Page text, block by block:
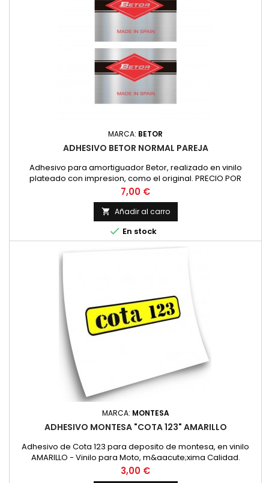
MARCA: BETOR
ADHESIVO BETOR NORMAL PAREJA
Adhesivo para amortiguador Betor, realizado en vinilo
plateado con impresion, como el original. PRECIO POR
PAREJA
Precio
7,00 €
 Añadir al carro
 En stock
MARCA: MONTESA
ADHESIVO MONTESA "COTA 123" AMARILLO
Adhesivo de Cota 123 para deposito de montesa, en vinilo
AMARILLO - Vinilo para Moto, m&aacute;xima Calidad.
Precio
3,00 €